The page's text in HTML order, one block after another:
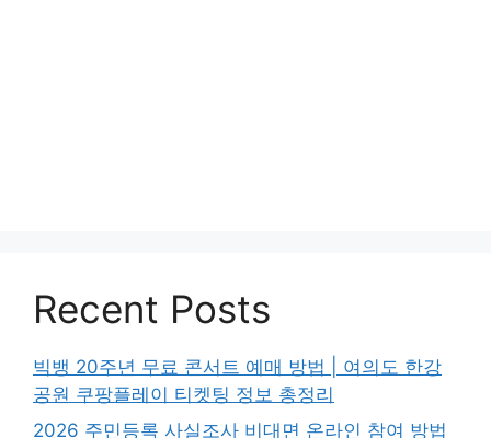
Recent Posts
빅뱅 20주년 무료 콘서트 예매 방법 | 여의도 한강
공원 쿠팡플레이 티켓팅 정보 총정리
2026 주민등록 사실조사 비대면 온라인 참여 방법